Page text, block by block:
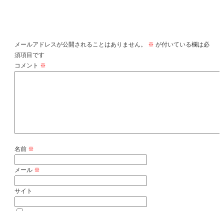
メールアドレスが公開されることはありません。 ※ が付いている欄は必
須項目です
コメント ※
名前 ※
メール ※
サイト